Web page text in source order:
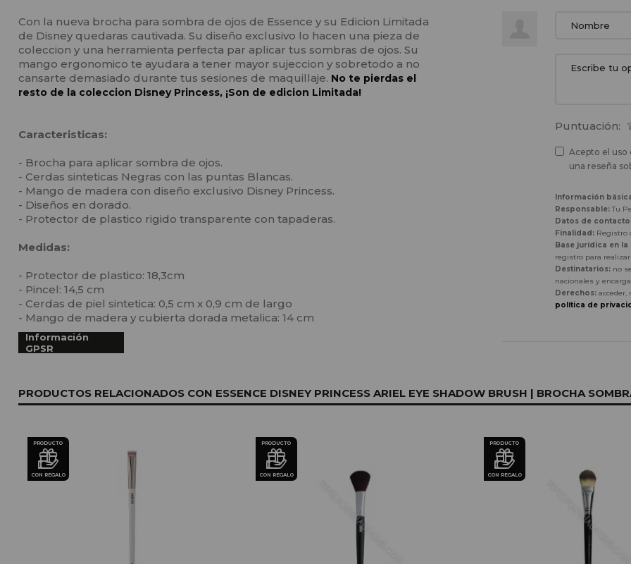
Con la nueva brocha para sombra de ojos de Essence y su Edicion Limitada
de Disney quedaras cautivada. Su diseño exclusivo lo hacen una pieza de
coleccion y una herramienta perfecta par aplicar tus sombras de ojos. Su
mango ergonomico te ayudara a tener mayor sujeccion y sobretodo a no
cansarte demasiado durante tus sesiones de maquillaje. No te pierdas el
resto de la coleccion Disney Princess, ¡Son de edicion Limitada!
Caracteristicas:
- Brocha para aplicar sombra de ojos.
- Cerdas sinteticas Negras con las puntas Blancas.
- Mango de madera con diseño exclusivo Disney Princess.
- Diseños en dorado.
- Protector de plastico rigido transparente con tapaderas.
Medidas:
- Protector de plastico: 18,3cm
- Pincel: 14,5 cm
- Cerdas de piel sintetica: 0,5 cm x 0,9 cm de largo
- Mango de madera y cubierta dorada metalica: 14 cm
Información
GPSR
Puntuación:
Acepto el uso
una reseña
Información
Responsable:Tu
Datos de
Finalidad:Registro
Base jurídica en
registro para
Destinatarios:no
nacionales y
Derechos:acceder,
política de
PRODUCTOS RELACIONADOS CON ESSENCE DISNEY PRINCESS ARIEL EYE SHADOW BRUSH | BROCHA
PRODUCTO
CON REGALO
PRODUCTO
CON REGALO
PRODUCTO
CON REGALO